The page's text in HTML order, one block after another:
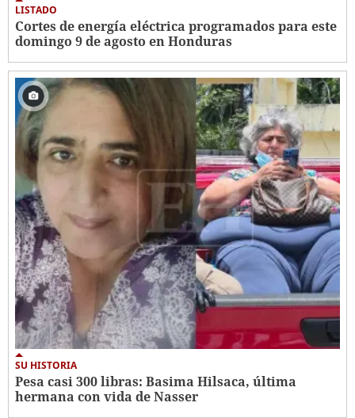
LISTADO
Cortes de energía eléctrica programados para este
domingo 9 de agosto en Honduras
SU HISTORIA
Pesa casi 300 libras: Basima Hilsaca, última
hermana con vida de Nasser